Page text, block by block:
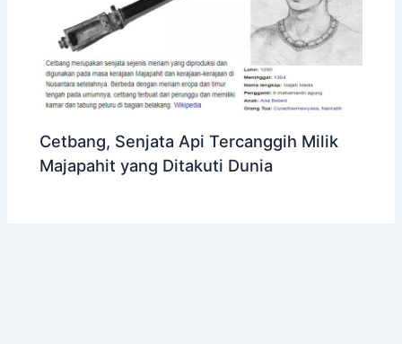
Cetbang, Senjata Api Tercanggih Milik
Majapahit yang Ditakuti Dunia